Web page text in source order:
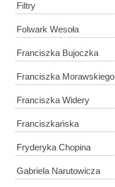
Filtry
Folwark Wesoła
Franciszka Bujoczka
Franciszka Morawskiego
Franciszka Widery
Franciszkańska
Fryderyka Chopina
Gabriela Narutowicza